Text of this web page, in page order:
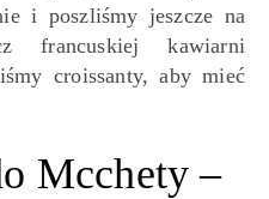
i poszliśmy jeszcze na
francuskiej kawiarni
croissanty, aby mieć
Mcchety –